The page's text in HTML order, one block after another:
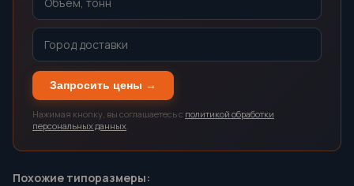
Запросить цены →
Нажимая кнопку, вы соглашаетесь с политикой обработки
персональных данных.
Похожие типоразмеры: